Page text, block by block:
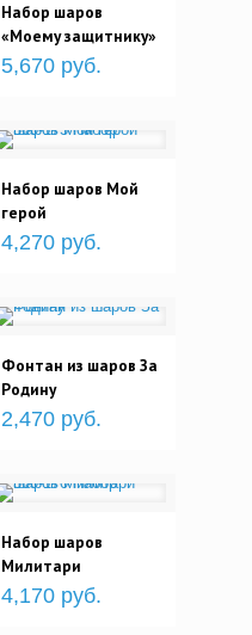
Набор шаров
«Моему защитнику»
5,670 руб.
Набор шаров Мой
герой
4,270 руб.
Фонтан из шаров За
Родину
2,470 руб.
Набор шаров
Милитари
4,170 руб.